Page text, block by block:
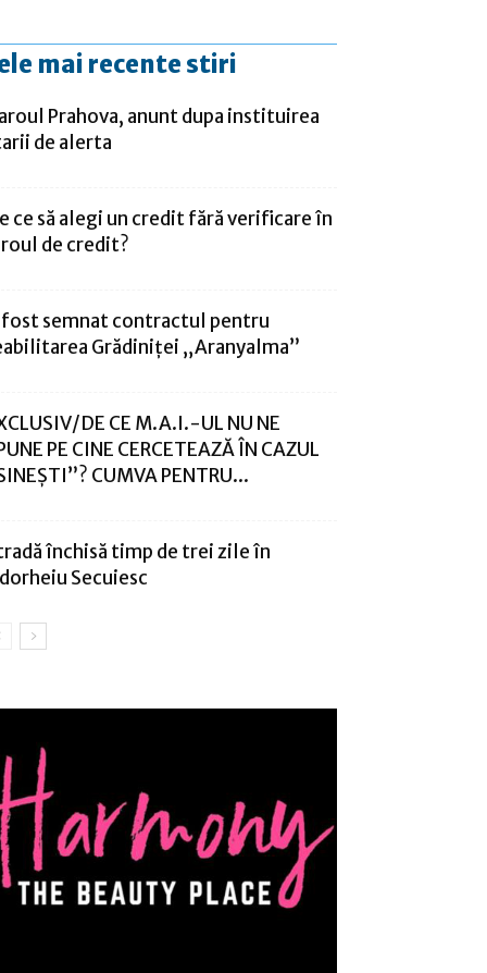
mai recente stiri
Prahova, anunt dupa instituirea
de alerta
ce să alegi un credit fără verificare în
de credit?
semnat contractul pentru
Grădiniței „Aranyalma”
DE CE M.A.I.-UL NU NE
PE CINE CERCETEAZĂ ÎN CAZUL
CUMVA PENTRU...
închisă timp de trei zile în
Secuiesc